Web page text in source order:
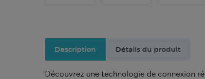
Description Détails du produit
Découvrez une technologie de connexion